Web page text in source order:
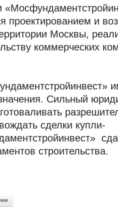
проектированием и
Москвы,
коммерческих
Сильный
сделки купли-
строительства.